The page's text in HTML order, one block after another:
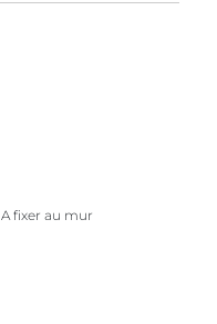
A fixer au mur